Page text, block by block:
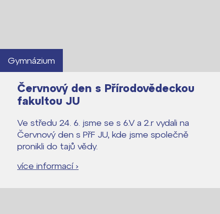
Gymnázium
Červnový den s Přírodovědeckou
fakultou JU
Ve středu 24. 6. jsme se s 6.V a 2.r vydali na
Červnový den s PřF JU, kde jsme společně
pronikli do tajů vědy.
více informací ›
Lidé často hledají
Proč se stát studentem Gymnázia